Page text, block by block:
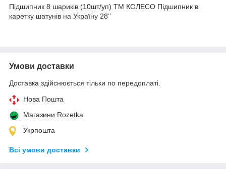
Підшипник 8 шариків (10шт/уп) ТМ КОЛЕСО Підшипник в
каретку шатунів на Україну 28‘‘
Умови доставки
Доставка здійснюється тільки по передоплаті.
Нова Пошта
Магазини Rozetka
Укрпошта
Всі умови доставки